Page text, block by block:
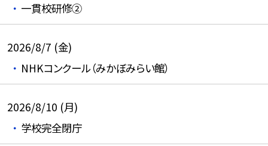
一貫校研修②
2026/8/7 (金)
NHKコンクール（みかぼみらい館）
2026/8/10 (月)
学校完全閉庁